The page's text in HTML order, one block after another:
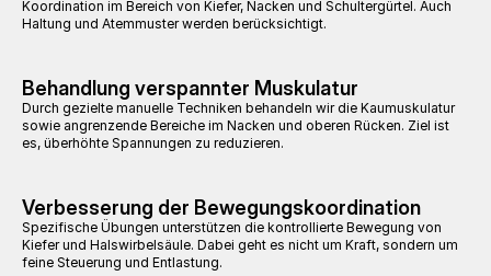
Koordination im Bereich von Kiefer, Nacken und Schultergürtel. Auch
Haltung und Atemmuster werden berücksichtigt.
Behandlung verspannter Muskulatur
Durch gezielte manuelle Techniken behandeln wir die Kaumuskulatur
sowie angrenzende Bereiche im Nacken und oberen Rücken. Ziel ist
es, überhöhte Spannungen zu reduzieren.
Verbesserung der Bewegungskoordination
Spezifische Übungen unterstützen die kontrollierte Bewegung von
Kiefer und Halswirbelsäule. Dabei geht es nicht um Kraft, sondern um
feine Steuerung und Entlastung.